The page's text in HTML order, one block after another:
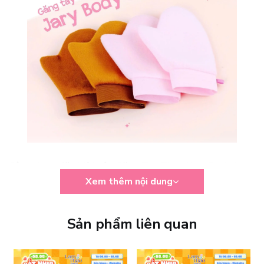
Công dụng đặc biệt của Găng Tay Thoa Kem Body Jary
Không chỉ đơn thuần là một phụ kiện hỗ trợ thoa kem, Găng Tay
- Tán kem đều hơn:
Trải đều lotion trên bề mặt da, hạn chế vệt
Xem thêm nội dung
Sản phẩm liên quan